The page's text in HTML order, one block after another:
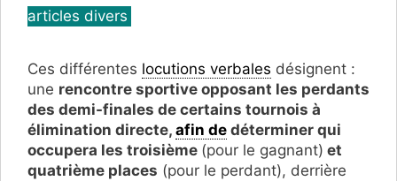
articles divers
Ces différentes locutions verbales désignent :
une rencontre sportive opposant les perdants
des demi-finales de certains tournois à
élimination directe, afin de déterminer qui
occupera les troisième (pour le gagnant) et
quatrième places (pour le perdant), derrière